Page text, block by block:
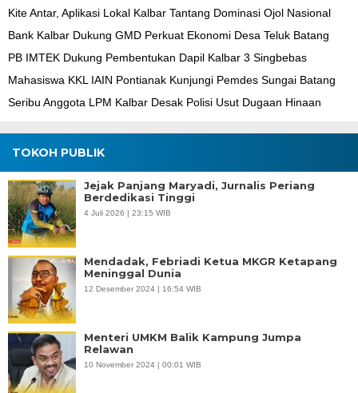
Kite Antar, Aplikasi Lokal Kalbar Tantang Dominasi Ojol Nasional
Bank Kalbar Dukung GMD Perkuat Ekonomi Desa Teluk Batang
PB IMTEK Dukung Pembentukan Dapil Kalbar 3 Singbebas
Mahasiswa KKL IAIN Pontianak Kunjungi Pemdes Sungai Batang
Seribu Anggota LPM Kalbar Desak Polisi Usut Dugaan Hinaan
TOKOH PUBLIK
Jejak Panjang Maryadi, Jurnalis Periang
Berdedikasi Tinggi
4 Juli 2026 | 23:15 WIB
Mendadak, Febriadi Ketua MKGR Ketapang
Meninggal Dunia
12 Desember 2024 | 16:54 WIB
Menteri UMKM Balik Kampung Jumpa
Relawan
10 November 2024 | 00:01 WIB